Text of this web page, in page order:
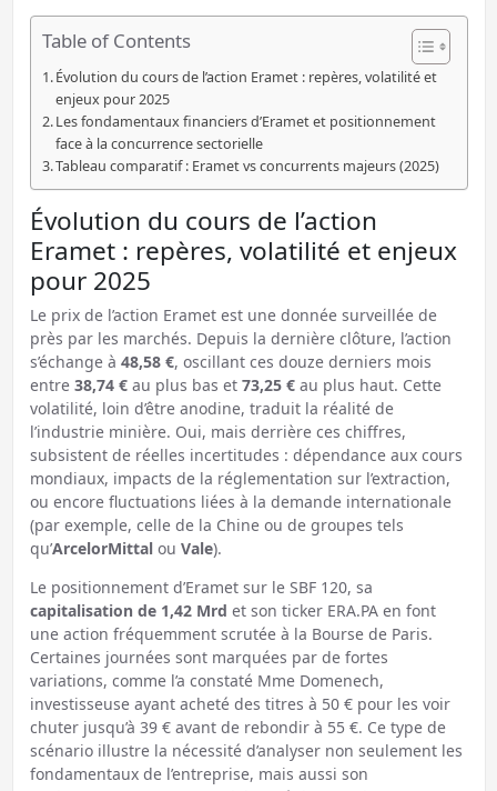
Table of Contents
Évolution du cours de l’action Eramet : repères, volatilité et
enjeux pour 2025
Les fondamentaux financiers d’Eramet et positionnement
face à la concurrence sectorielle
Tableau comparatif : Eramet vs concurrents majeurs (2025)
Évolution du cours de l’action
Eramet : repères, volatilité et enjeux
pour 2025
Le prix de l’action Eramet est une donnée surveillée de
près par les marchés. Depuis la dernière clôture, l’action
s’échange à 48,58 €, oscillant ces douze derniers mois
entre 38,74 €au plus bas et 73,25 €au plus haut. Cette
volatilité, loin d’être anodine, traduit la réalité de
l’industrie minière. Oui, mais derrière ces chiffres,
subsistent de réelles incertitudes : dépendance aux cours
mondiaux, impacts de la réglementation sur l’extraction,
ou encore fluctuations liées à la demande internationale
(par exemple, celle de la Chine ou de groupes tels
qu’ArcelorMittalou Vale).
Le positionnement d’Eramet sur le SBF 120, sa
capitalisation de 1,42 Mrd et son ticker ERA.PA en font
une action fréquemment scrutée à la Bourse de Paris.
Certaines journées sont marquées par de fortes
variations, comme l’a constaté Mme Domenech,
investisseuse ayant acheté des titres à 50 € pour les voir
chuter jusqu’à 39 € avant de rebondir à 55 €. Ce type de
scénario illustre la nécessité d’analyser non seulement les
fondamentaux de l’entreprise, mais aussi son